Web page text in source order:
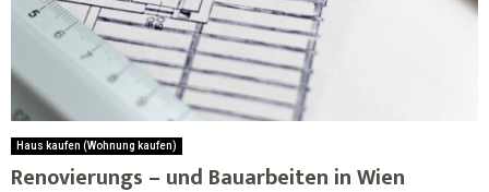
Haus kaufen (Wohnung kaufen)
Renovierungs – und Bauarbeiten in Wien